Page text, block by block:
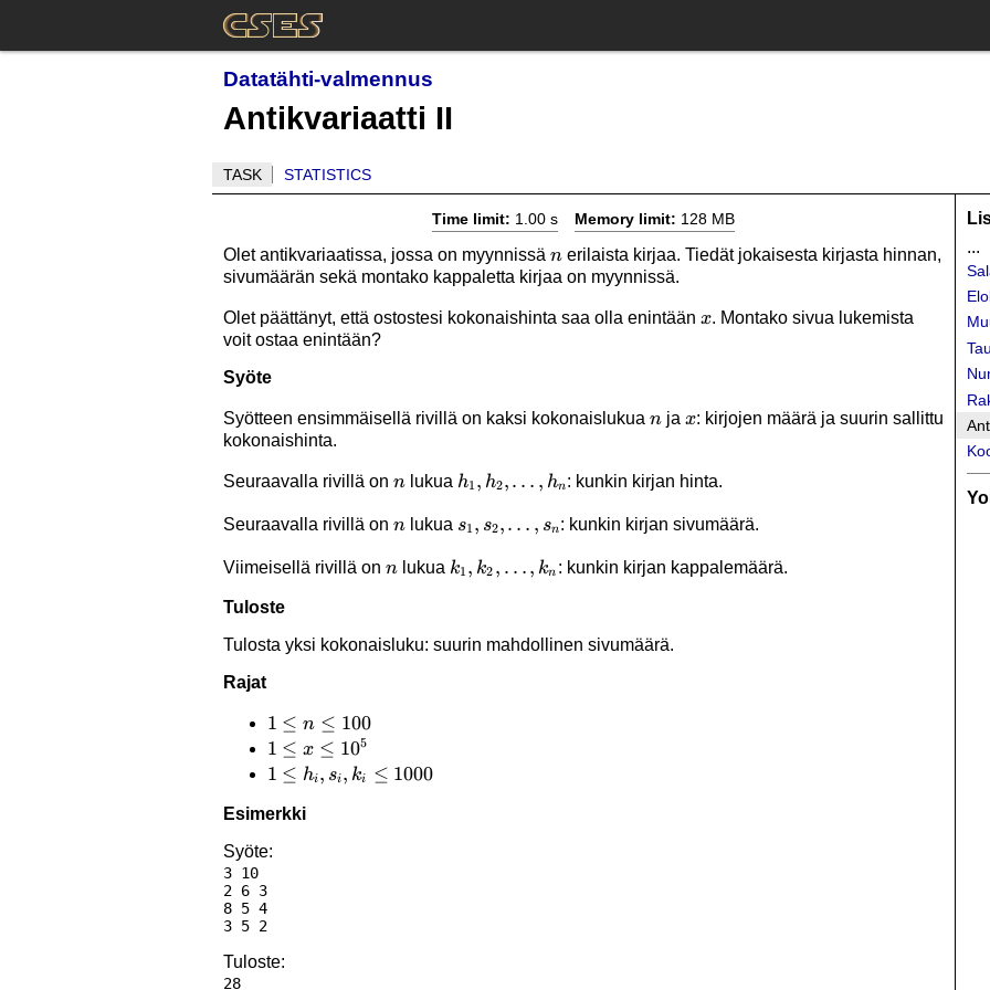
Datatähti-valmennus
Antikvariaatti II
TASK STATISTICS
Time limit: 1.00 s Memory limit: 128 MB
Olet antikvariaatissa, jossa on myynnissä n
nerilaista kirjaa. Tiedät jokaisesta kirjasta hinnan,
sivumäärän sekä montako kappaletta kirjaa on myynnissä.
Olet päättänyt, että ostostesi kokonaishinta saa olla enintään x
x. Montako sivua lukemista
voit ostaa enintään?
Syöte
Syötteen ensimmäisellä rivillä on kaksi kokonaislukua n
nja x
x: kirjojen määrä ja suurin sallittu
kokonaishinta.
Seuraavalla rivillä on n
nlukua h_1,h_2,\ldots,h_n
h1 , h2,… , hn: kunkin kirjan hinta.
Seuraavalla rivillä on n
nlukua s_1,s_2,\ldots,s_n
s1 , s2,… , sn: kunkin kirjan sivumäärä.
Viimeisellä rivillä on n
nlukua k_1,k_2,\ldots,k_n
k1 , k2 , …, kn : kunkin kirjan kappalemäärä.
Tuloste
Tulosta yksi kokonaisluku: suurin mahdollinen sivumäärä.
Rajat
1
\le
n
100
1 ≤ n ≤ 100
1 \le
x
10^5
1 ≤ x ≤ 105
1 \le
s_i,
k_i
1000
1 ≤ hi, si, ki ≤ 1000
Esimerkki
Syöte:
3 10
2 6 3
8 5 4
3 5 2
Tuloste:
28
...